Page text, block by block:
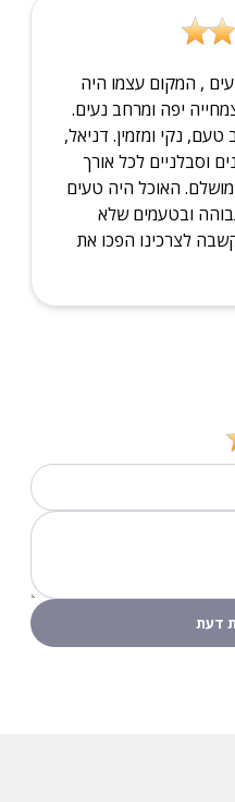
השירות שקיבלנו
, המקום עצמו היה
יפה ומרחב נעים.
ובטעמים שלא